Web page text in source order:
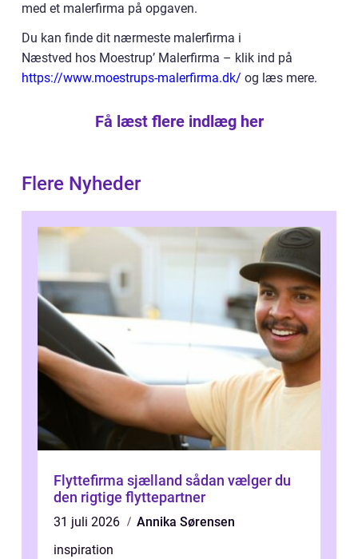
med et malerfirma på opgaven.
Du kan finde dit nærmeste malerfirma i
Næstved hos Moestrup’ Malerfirma – klik ind på
https://www.moestrups-malerfirma.dk/ og læs mere.
Få læst flere indlæg her
Flere Nyheder
Flyttefirma sjælland sådan vælger du
den rigtige flyttepartner
31 juli 2026
Annika Sørensen
inspiration